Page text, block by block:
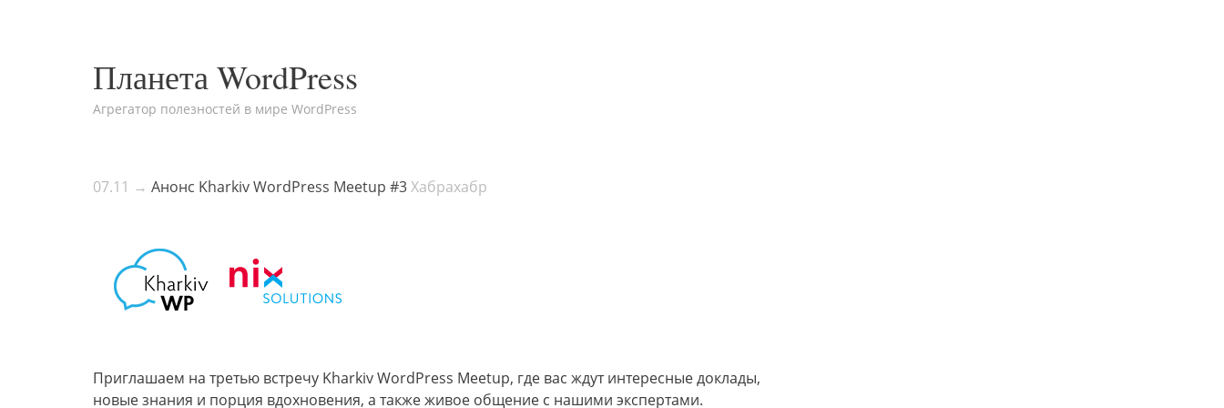
Планета WordPress
Агрегатор полезностей в мире WordPress
07.11 → Анонс Kharkiv WordPress Meetup #3Хабрахабр
Приглашаем на третью встречу Kharkiv WordPress Meetup, где вас ждут интересные доклады,
новые знания и порция вдохновения, а также живое общение с нашими экспертами.